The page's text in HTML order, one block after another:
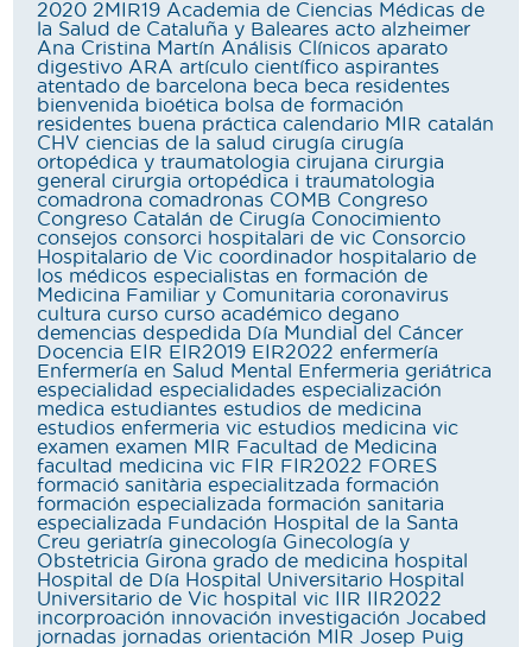
2020 2MIR19 Academia de Ciencias Médicas de
la Salud de Cataluña y Baleares acto alzheimer
Ana Cristina Martín Análisis Clínicos aparato
digestivo ARA artículo científico aspirantes
atentado de barcelona beca beca residentes
bienvenida bioética bolsa de formación
residentes buena práctica calendario MIR catalán
CHV ciencias de la salud cirugía cirugía
ortopédica y traumatologia cirujana cirurgia
general cirurgia ortopédica i traumatologia
comadrona comadronas COMB Congreso
Congreso Catalán de Cirugía Conocimiento
consejos consorci hospitalari de vic Consorcio
Hospitalario de Vic coordinador hospitalario de
los médicos especialistas en formación de
Medicina Familiar y Comunitaria coronavirus
cultura curso curso académico degano
demencias despedida Día Mundial del Cáncer
Docencia EIR EIR2019 EIR2022 enfermería
Enfermería en Salud Mental Enfermeria geriátrica
especialidad especialidades especialización
medica estudiantes estudios de medicina
estudios enfermeria vic estudios medicina vic
examen examen MIR Facultad de Medicina
facultad medicina vic FIR FIR2022 FORES
formació sanitària especialitzada formación
formación especializada formación sanitaria
especializada Fundación Hospital de la Santa
Creu geriatría ginecología Ginecología y
Obstetricia Girona grado de medicina hospital
Hospital de Día Hospital Universitario Hospital
Universitario de Vic hospital vic IIR IIR2022
incorproación innovación investigación Jocabed
jornadas jornadas orientación MIR Josep Puig